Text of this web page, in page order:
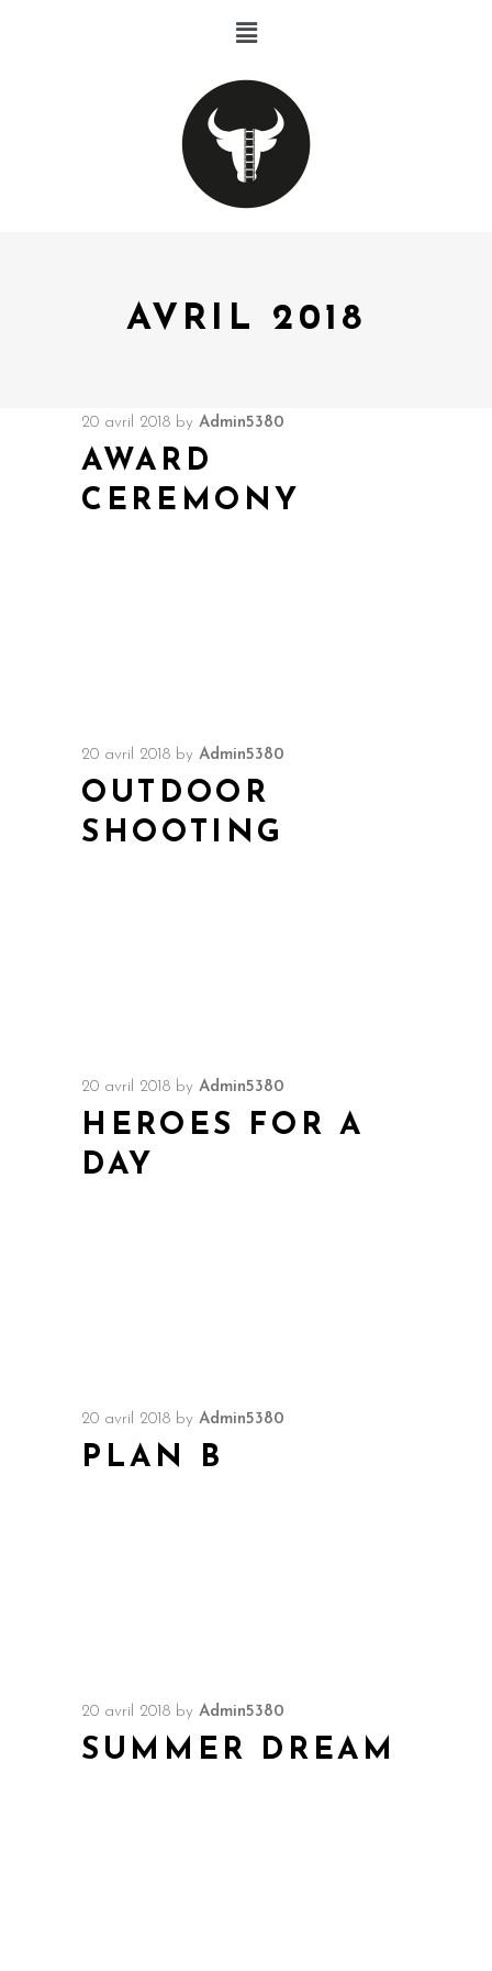
AVRIL 2018
20 avril 2018 by Admin5380
AWARD
CEREMONY
20 avril 2018 by Admin5380
OUTDOOR
SHOOTING
20 avril 2018 by Admin5380
HEROES FOR A
DAY
20 avril 2018 by Admin5380
PLAN B
20 avril 2018 by Admin5380
SUMMER DREAM